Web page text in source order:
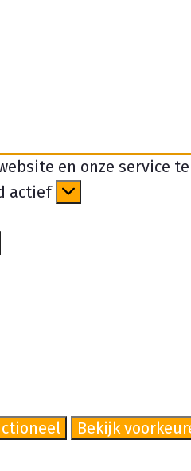
en onze service
actief
Bekijk